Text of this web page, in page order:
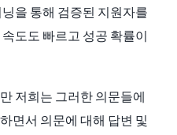
을 통해 검증된 지원자를
도도 빠르고 성공 확률이
저희는 그러한 의문들에
면서 의문에 대해 답변 및